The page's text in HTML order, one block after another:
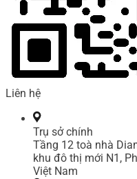
Liên hệ
Trụ sở chính
Tầng 12 toà nhà
khu đô thị mới N1,
Việt Nam